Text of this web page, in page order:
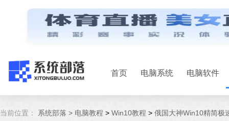
首页 电脑系统 电脑软件
当前位置： 系统部落 > 电脑教程 > Win10教程 > 俄国大神Win10精简极